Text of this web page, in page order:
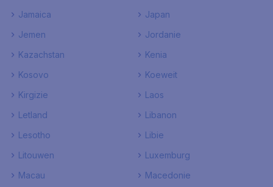
Jamaica
Japan
Jemen
Jordanie
Kazachstan
Kenia
Kosovo
Koeweit
Kirgizie
Laos
Letland
Libanon
Lesotho
Libie
Litouwen
Luxemburg
Macau
Macedonie